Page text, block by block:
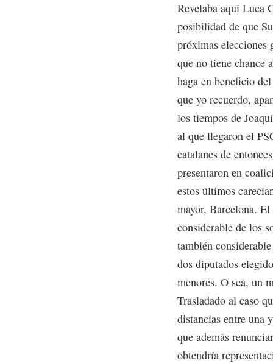
Revelaba aquí Luca
posibilidad de que
próximas elecciones
que no tiene chance
haga en beneficio
que yo recuerdo,
los tiempos de
al que llegaron el
catalanes de
presentaron en
estos últimos
mayor, Barcelona.
considerable de los
también
dos diputados
menores. O sea, un
Trasladado al caso
distancias entre una
que además
obtendría